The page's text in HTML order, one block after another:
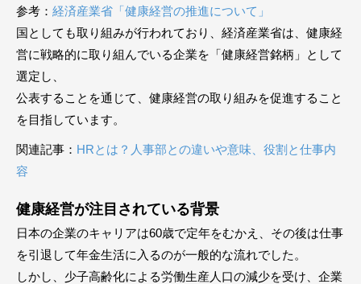
参考： 経済産業省「健康経営の推進について」
国としても取り組みが行われており、経済産業省は、健康経
営に戦略的に取り組んでいる企業を「健康経営銘柄」として
選定し、
公表することを通じて、健康経営の取り組みを促進すること
を目指しています。
関連記事： HRとは？人事部との違いや意味、役割と仕事内
容
健康経営が注目されている背景
日本の企業のキャリアは60歳で定年をむかえ、その後は仕事
を引退して年金生活に入るのが一般的な流れでした。
しかし、少子高齢化による労働生産人口の減少を受け、企業